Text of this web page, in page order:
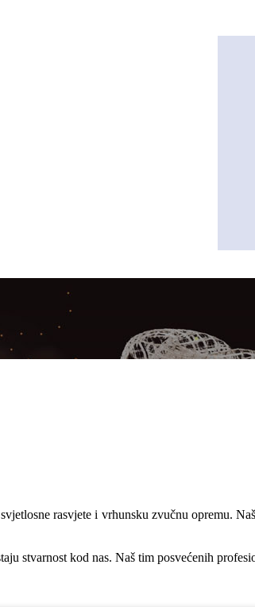
rasvjete i vrhunsku zvučnu opremu.
stvarnost kod nas. Naš tim posvećenih